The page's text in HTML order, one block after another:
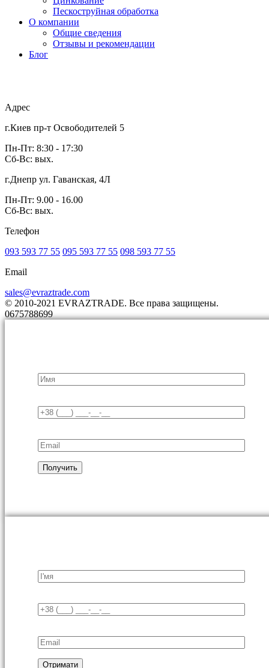
Пескоструйная обработка
О компании
Общие сведения
Отзывы и рекомендации
Блог
Адрес
г.Киев пр-т Освободителей 5
Пн-Пт: 8:30 - 17:30
Сб-Вс: вых.
г.Днепр ул. Гаванская, 4Л
Пн-Пт: 9.00 - 16.00
Сб-Вс: вых.
Телефон
093 593 77 55 095 593 77 55 098 593 77 55
Email
sales@evraztrade.com
© 2010-2021 EVRAZTRADE. Все права защищены.
0675788699